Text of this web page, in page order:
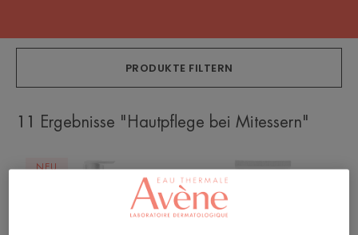
PRODUKTE FILTERN
11 Ergebnisse "Hautpflege bei Mitessern"
Reinigungsgel
NEU